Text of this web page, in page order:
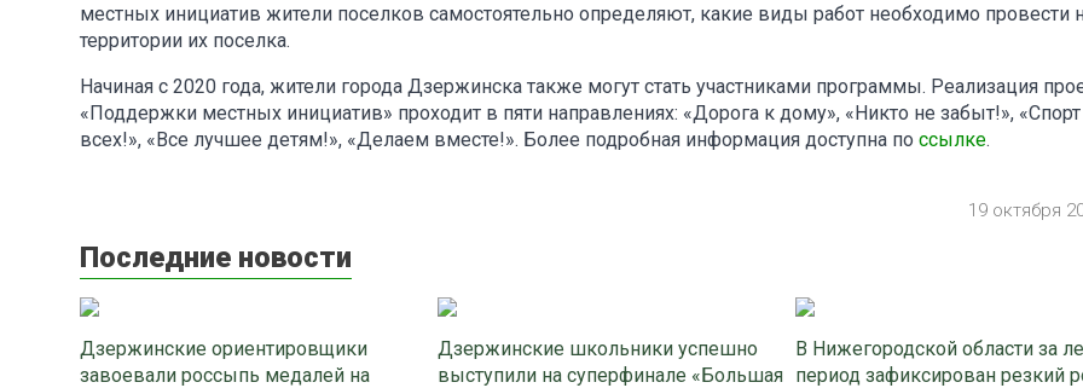
местных инициатив жители поселков самостоятельно определяют, какие виды работ необходимо провести
территории их поселка.
Начиная с 2020 года, жители города Дзержинска также могут стать участниками программы. Реализация
«Поддержки местных инициатив» проходит в пяти направлениях: «Дорога к дому», «Никто не забыт!»,
всех!», «Все лучшее детям!», «Делаем вместе!». Более подробная информация доступна по ссылке.
19 октября
Последние новости
Дзержинские ориентировщики
завоевали россыпь медалей на
Дзержинские школьники успешно
выступили на суперфинале «Большая
В Нижегородской области за
период зафиксирован резкий